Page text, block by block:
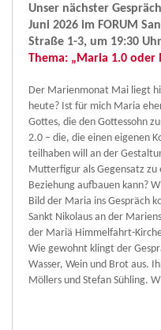
Unser nächster
Juni 2026 im FORUM
Straße 1-3, um 19:30 Uhr
Thema: „Maria 1.0 oder
Der Marienmonat Mai liegt
heute? Ist für mich Maria
Gottes, die den Gottessohn
2.0 – die, die einen eigenen
teilhaben will an der
Mutterfigur als Gegensatz
Beziehung aufbauen kann?
Bild der Maria ins Gespräch
Sankt Nikolaus an der
der Mariä Himmelfahrt-
Wie gewohnt klingt der
Wasser, Wein und Brot aus.
Möllers und Stefan Sühling.